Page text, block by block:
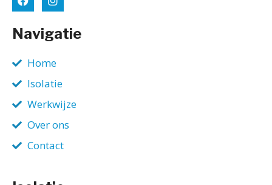
Navigatie
Home
Isolatie
Werkwijze
Over ons
Contact